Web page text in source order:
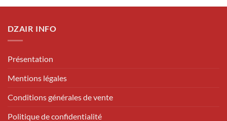
DZAIR INFO
Présentation
Mentions légales
Conditions générales de vente
Politique de confidentialité